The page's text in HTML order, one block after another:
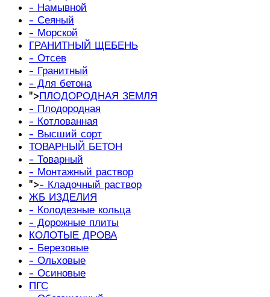
- Намывной
- Сеяный
- Морской
ГРАНИТНЫЙ ЩЕБЕНЬ
- Отсев
- Гранитный
- Для бетона
">ПЛОДОРОДНАЯ ЗЕМЛЯ
- Плодородная
- Котлованная
- Высший сорт
ТОВАРНЫЙ БЕТОН
- Товарный
- Монтажный раствор
">- Кладочный раствор
ЖБ ИЗДЕЛИЯ
- Колодезные кольца
- Дорожные плиты
КОЛОТЫЕ ДРОВА
- Березовые
- Ольховые
- Осиновые
ПГС